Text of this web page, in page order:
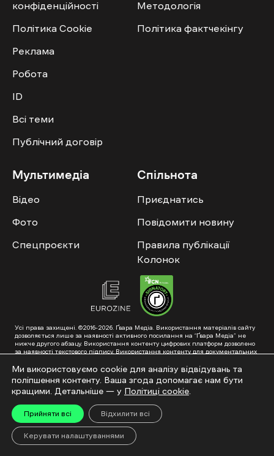
конфіденційності
Політика Cookie
Реклама
Робота
ID
Всі теми
Публічний договір
Методологія
Політика фактчекінгу
Мультимедіа
Відео
Фото
Спецпроєкти
Спільнота
Приєднатись
Повідомити новину
Правила публікації
Колонок
Усі права захищені. ©2016-2026. Ґвара Медіа. Використання матеріалів сайту
дозволяється лише за наявності активного посилання на “Ґвара Медіа” не
нижче другого абзацу. Використання контенту цифрових платформ дозволено
за наявності текстового підпису. Використання контенту для документальних
схвалення від редакції.
Суб’єкт у сфері онлайн-медіа; ідентифікатор медіа – R40-01353. Поштова
адреса: ГО «Ґвара Медіа», 61057, Харків, вул. Гоголя, 14, абонентська скринька
№7400
Підкинь нам тему на пошту – hello@gwaramedia.com
Модернізація сайту:
Ми використовуємо cookie для аналізу відвідувань та
поліпшення контенту. Ваша згода допомагає нам бути
кращими. Детальніше — у Політиці cookie
Прийняти всі Відхилити всі
Керувати налаштуваннями